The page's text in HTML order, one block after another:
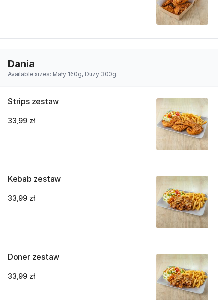
Dania
Available sizes: Mały 160g, Duży 300g.
Strips zestaw
33,99 zł
Kebab zestaw
33,99 zł
Doner zestaw
33,99 zł